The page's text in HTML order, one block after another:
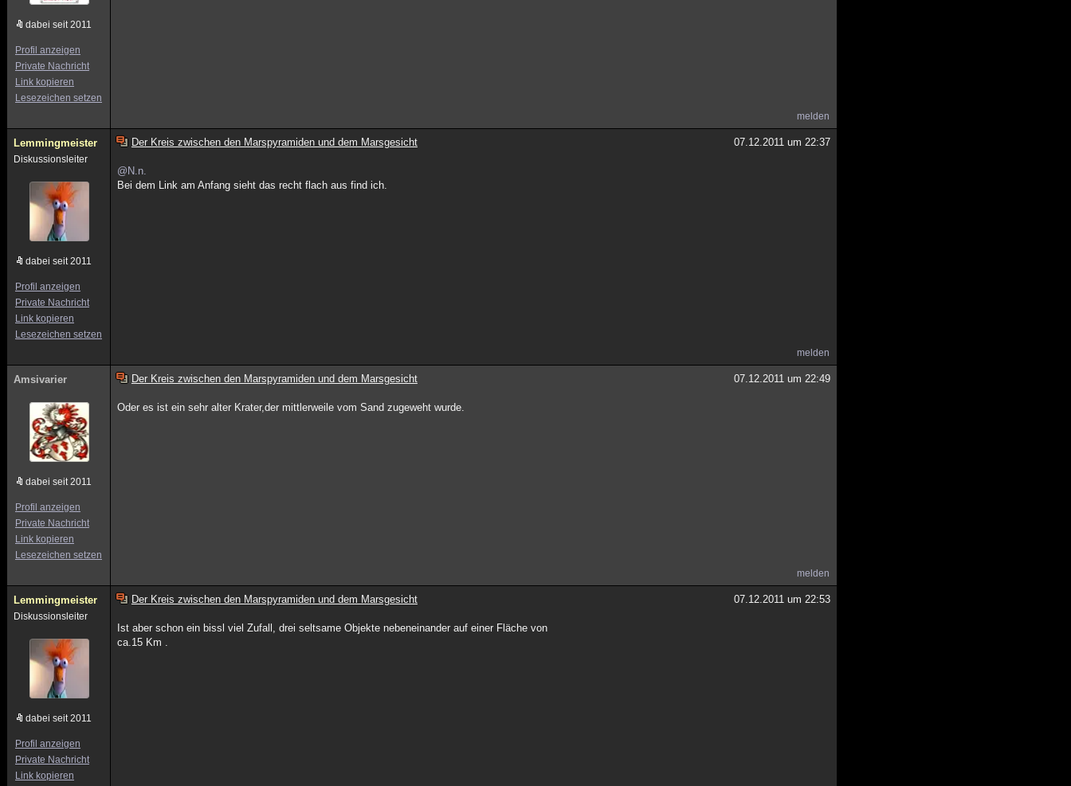
dabei seit 2011
Profil anzeigen
Private Nachricht
Link kopieren
Lesezeichen setzen
melden
Lemmingmeister
Diskussionsleiter
dabei seit 2011
Profil anzeigen
Private Nachricht
Link kopieren
Lesezeichen setzen
Der Kreis zwischen den Marspyramiden und dem Marsgesicht 07.12.2011 um 22:37
@N.n.
Bei dem Link am Anfang sieht das recht flach aus find ich.
melden
Amsivarier
dabei seit 2011
Profil anzeigen
Private Nachricht
Link kopieren
Lesezeichen setzen
Der Kreis zwischen den Marspyramiden und dem Marsgesicht 07.12.2011 um 22:49
Oder es ist ein sehr alter Krater,der mittlerweile vom Sand zugeweht wurde.
melden
Lemmingmeister
Diskussionsleiter
dabei seit 2011
Profil anzeigen
Private Nachricht
Link kopieren
Der Kreis zwischen den Marspyramiden und dem Marsgesicht 07.12.2011 um 22:53
Ist aber schon ein bissl viel Zufall, drei seltsame Objekte nebeneinander auf einer Fläche von
ca.15 Km .